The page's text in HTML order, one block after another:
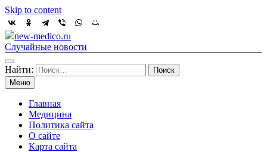
Skip to content
new-medico.ru
Случайные новости
Найти:
Меню
Главная
Медицина
Политика сайта
О сайте
Карта сайта